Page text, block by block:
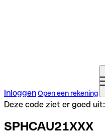
InloggenOpen een rekening
Deze code ziet er goed uit:
SPHCAU21XXX